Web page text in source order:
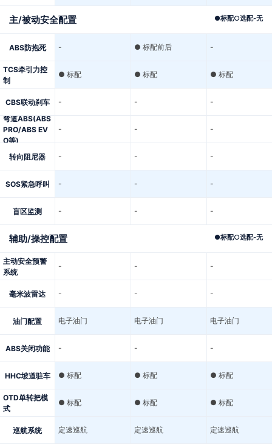
主/被动安全配置 ●标配○选配-无
ABS防抱死 - ● 标配前后 -
TCS牵引力控
制
● 标配 ● 标配 ● 标配
CBS联动刹车 - -
-
弯道ABS(ABS
PRO/ABS EV
O等)
- - -
转向阻尼器 - - -
SOS紧急呼叫 - - -
盲区监测 - - -
辅助/操控配置 ●标配○选配-无
主动安全预警
系统
- - -
毫米波雷达 - - -
油门配置 电子油门 电子油门 电子油门
ABS关闭功能 - - -
HHC坡道驻车 ● 标配 ● 标配 ● 标配
OTD单转把模
式
● 标配 ● 标配 ● 标配
巡航系统 定速巡航 定速巡航 定速巡航